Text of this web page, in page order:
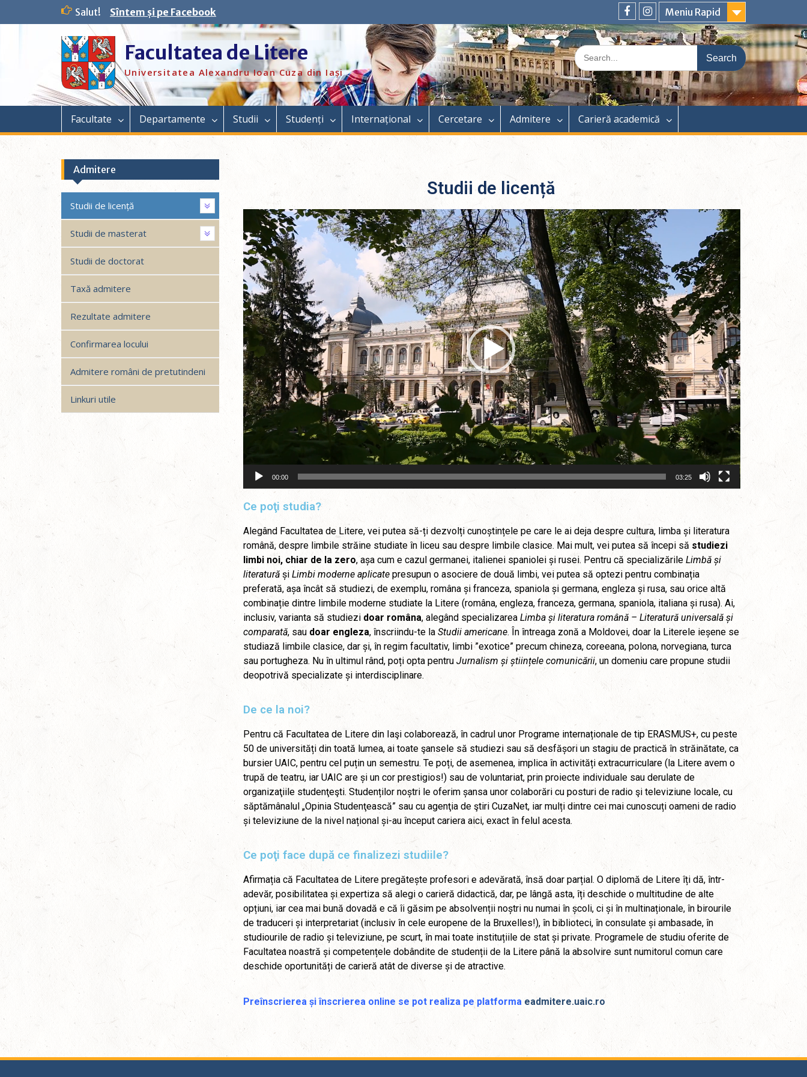
Salut! Sîntem și pe Facebook Meniu Rapid
Facultatea de Litere
Universitatea Alexandru Ioan Cuza din Iași
Facultate Departamente Studii Studenți Internațional Cercetare Admitere Carieră academică
Studii de licență
Video
Player
00:00 03:25
Ce poţi studia?
Alegând Facultatea de Litere, vei putea să-ți dezvolți cunoștințele pe care le ai deja despre cultura, limba și literatura
română, despre limbile străine studiate în liceu sau despre limbile clasice. Mai mult, vei putea să începi să studiezi
limbi noi, chiar de la zero, așa cum e cazul germanei, italienei spaniolei și rusei. Pentru că specializările Limbă și
literaturăși Limbi moderne aplicatepresupun o asociere de două limbi, vei putea să optezi pentru combinația
preferată, așa încât să studiezi, de exemplu, româna și franceza, spaniola și germana, engleza și rusa, sau orice altă
combinație dintre limbile moderne studiate la Litere (româna, engleza, franceza, germana, spaniola, italiana și rusa). Ai,
inclusiv, varianta să studiezi doar româna, alegând specializarea Limba și literatura română – Literatură universală și
comparată, sau doar engleza, înscriindu-te la Studii americane. În întreaga zonă a Moldovei, doar la Literele ieșene se
studiază limbile clasice, dar și, în regim facultativ, limbi ”exotice” precum chineza, coreeana, polona, norvegiana, turca
sau portugheza. Nu în ultimul rând, poți opta pentru Jurnalism și științele comunicării, un domeniu care propune studii
deopotrivă specializate și interdisciplinare.
De ce la noi?
Pentru că Facultatea de Litere din Iaşi colaborează, în cadrul unor Programe internaționale de tip ERASMUS+, cu peste
50 de universități din toată lumea, ai toate şansele să studiezi sau să desfășori un stagiu de practică în străinătate, ca
bursier UAIC, pentru cel puțin un semestru. Te poți, de asemenea, implica în activități extracurriculare (la Litere avem o
trupă de teatru, iar UAIC are și un cor prestigios!) sau de voluntariat, prin proiecte individuale sau derulate de
organizaţiile studenţeşti. Studenților noștri le oferim șansa unor colaborări cu posturi de radio şi televiziune locale, cu
săptămânalul „Opinia Studenţească” sau cu agenţia de ştiri CuzaNet, iar mulți dintre cei mai cunoscuți oameni de radio
și televiziune de la nivel național și-au început cariera aici, exact în felul acesta.
Ce poţi face după ce finalizezi studiile?
Afirmația că Facultatea de Litere pregătește profesori e adevărată, însă doar parțial. O diplomă de Litere îți dă, într-
adevăr, posibilitatea și expertiza să alegi o carieră didactică, dar, pe lângă asta, îți deschide o multitudine de alte
opțiuni, iar cea mai bună dovadă e că îi găsim pe absolvenții noștri nu numai în școli, ci și în multinaționale, în birourile
de traduceri și interpretariat (inclusiv în cele europene de la Bruxelles!), în biblioteci, în consulate și ambasade, în
studiourile de radio și televiziune, pe scurt, în mai toate instituțiile de stat și private. Programele de studiu oferite de
Facultatea noastră și competențele dobândite de studenții de la Litere până la absolvire sunt numitorul comun care
deschide oportunități de carieră atât de diverse și de atractive.
Preînscrierea și înscrierea online se pot realiza pe platforma eadmitere.uaic.ro
Admitere
Studii de licență
Studii de masterat
Studii de doctorat
Taxă admitere
Rezultate admitere
Confirmarea locului
Admitere români de pretutindeni
Linkuri utile